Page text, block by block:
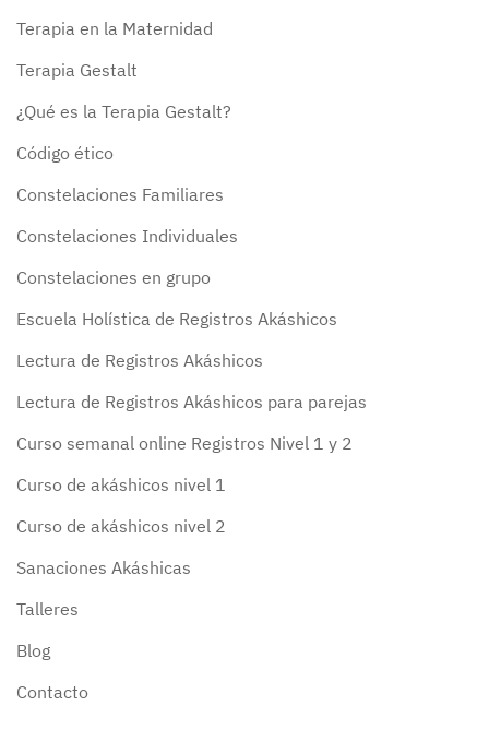
Terapia en la Maternidad
Terapia Gestalt
¿Qué es la Terapia Gestalt?
Código ético
Constelaciones Familiares
Constelaciones Individuales
Constelaciones en grupo
Escuela Holística de Registros Akáshicos
Lectura de Registros Akáshicos
Lectura de Registros Akáshicos para parejas
Curso semanal online Registros Nivel 1 y 2
Curso de akáshicos nivel 1
Curso de akáshicos nivel 2
Sanaciones Akáshicas
Talleres
Blog
Contacto